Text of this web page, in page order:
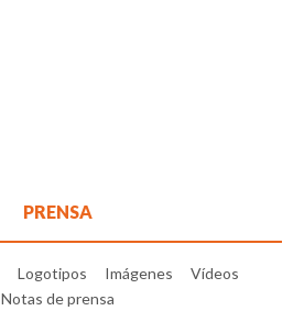
PRENSA
Logotipos Imágenes
Vídeos
Notas de prensa